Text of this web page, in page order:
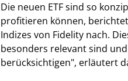
Die neuen ETF sind so
profitieren können,
Indizes von Fidelity nach.
besonders relevant sind
berücksichtigen", erläutert